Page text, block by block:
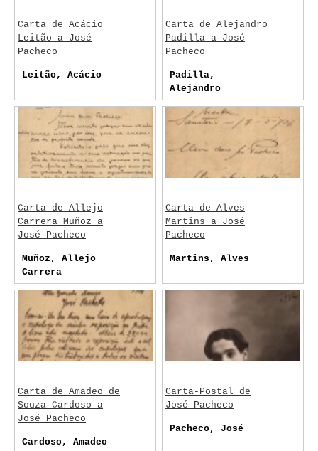
Carta de Acácio
Leitão a José
Pacheco
Leitão, Acácio
Carta de Alejandro
Padilla a José
Pacheco
Padilla,
Alejandro
Carta de Allejo
Carrera Muñoz a
José Pacheco
Muñoz, Allejo
Carrera
Carta de Alves
Martins a José
Pacheco
Martins, Alves
Carta de Amadeo de
Souza Cardoso a
José Pacheco
Cardoso, Amadeo
Carta-Postal de
José Pacheco
Pacheco, José